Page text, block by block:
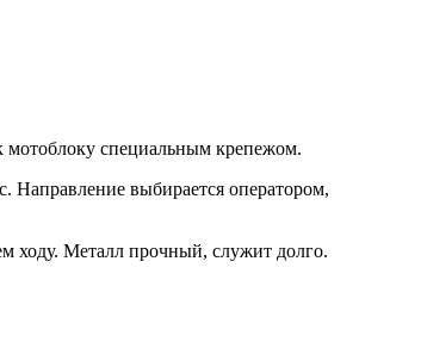
мотоблоку специальным крепежом.
Направление выбирается оператором,
ходу. Металл прочный, служит долго.